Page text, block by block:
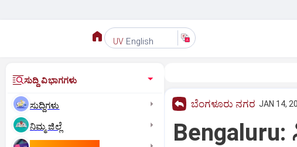
UV English
ಸುದ್ದಿ ವಿಭಾಗಗಳು
ಸುದ್ದಿಗಳು
ನಿಮ್ಮ ಜಿಲ್ಲೆ
ಬೆಂಗಳೂರು ನಗರ JAN 14,